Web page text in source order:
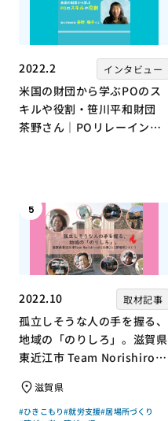
2022.2 インタビュー
米国の財団から学ぶPOのス
キルや役割・笹川平和財団
茶野さん｜POリレーインタ
5
2022.10 取材記事
孤立しそうな人の手を握る、
地域の「のりしろ」。滋賀県
東近江市 Team Norishiroの
滋賀県
#ひきこもり#就労支援#居場所づくり